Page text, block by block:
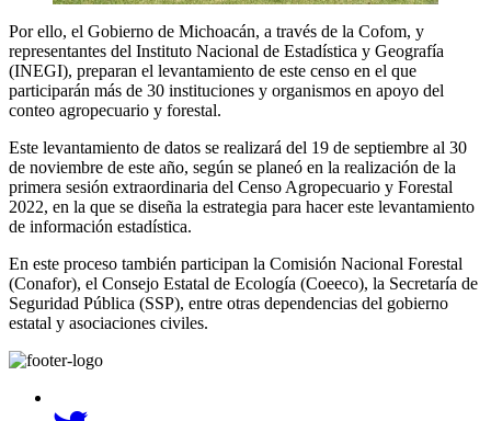
Por ello, el Gobierno de Michoacán, a través de la Cofom, y
representantes del Instituto Nacional de Estadística y Geografía
(INEGI), preparan el levantamiento de este censo en el que
participarán más de 30 instituciones y organismos en apoyo del
conteo agropecuario y forestal.
Este levantamiento de datos se realizará del 19 de septiembre al 30
de noviembre de este año, según se planeó en la realización de la
primera sesión extraordinaria del Censo Agropecuario y Forestal
2022, en la que se diseña la estrategia para hacer este levantamiento
de información estadística.
En este proceso también participan la Comisión Nacional Forestal
(Conafor), el Consejo Estatal de Ecología (Coeeco), la Secretaría de
Seguridad Pública (SSP), entre otras dependencias del gobierno
estatal y asociaciones civiles.